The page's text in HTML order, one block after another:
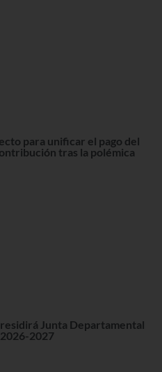
para unificar el pago del
tras la polémica
Junta Departamental
2027